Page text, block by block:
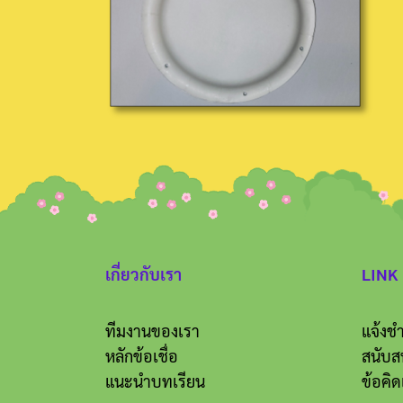
เกี่ยวกับเรา
ทีมงานของเรา
หลักข้อเชื่อ
แนะนำบทเรียน
LINK
แจ้งช
สนับส
ข้อคิด